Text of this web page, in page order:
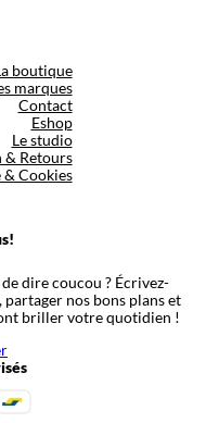
boutique
marques
Contact
Eshop
Le studio
& Retours
Cookies
dire coucou ? Écrivez-
partager nos bons plans et
briller votre quotidien !